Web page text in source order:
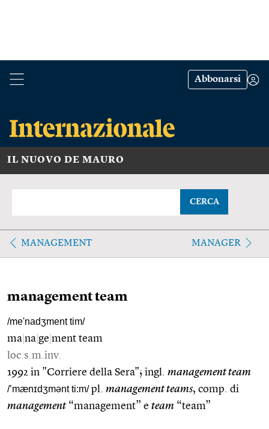
Abbonarsi
IL NUOVO DE MAURO
CERCA
MANAGEMENT MANAGER
management team
/me'nadʒment tim/
ma na ge ment team
loc.s.m.inv.
1992 in "Corriere della Sera"; ingl. management team
/’mænɪdʒmənt ti:m/pl. management teams, comp. di
management“management” e team “team”